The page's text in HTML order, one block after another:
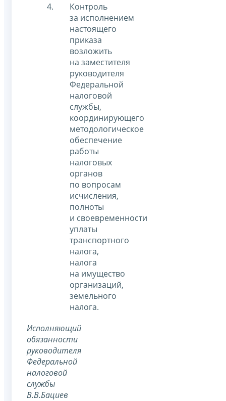
Контроль
за исполнением
настоящего
приказа
возложить
на заместителя
руководителя
Федеральной
налоговой
службы,
координирующего
методологическое
обеспечение
работы
налоговых
органов
по вопросам
исчисления,
полноты
и своевременности
уплаты
транспортного
налога,
налога
на имущество
организаций,
земельного
налога.
Исполняющий
обязанности
руководителя
Федеральной
налоговой
службы
В.В.Бациев